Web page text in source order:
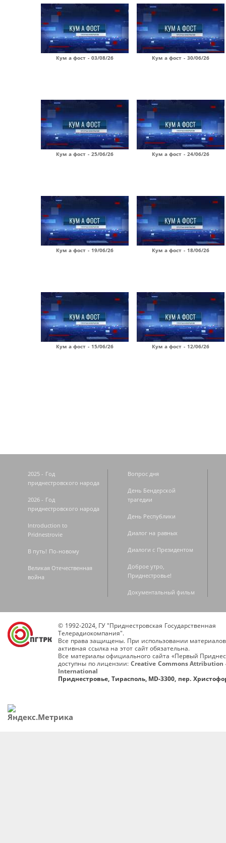
Кум а фост - 03/08/26 Кум а фост - 30/06/26
Кум а фост - 25/06/26 Кум а фост - 24/06/26
Кум а фост - 19/06/26 Кум а фост - 18/06/26
Кум а фост - 15/06/26 Кум а фост - 12/06/26
2025 - Год
приднестровского народа
2026 - Год
приднестровского народа
Introduction to
Pridnestrovie
В путь! По-новому
Великая Отечественная
война
Вопрос дня
День Бендерской
трагедии
День Республики
Диалог на равных
Диалоги с Президентом
Доброе утро,
Приднестровье!
Документальный фильм
© 1992-2024, ГУ "Приднестровская Государственная
Телерадиокомпания".
Все права защищены. При использовании
активная ссылка на этот сайт обязательна.
Все материалы официального сайта «Первый
доступны по лицензии: Creative Commons Attribution
International
Приднестровье, Тирасполь, MD-3300, пер.